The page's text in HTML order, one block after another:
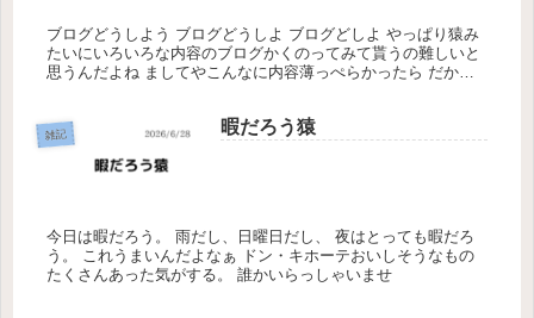
ブログどうしよう ブログどうしよ ブログどしよ やっぱり猿み
たいにいろいろな内容のブログかくのってみて貰うの難しいと
思うんだよね ましてやこんなに内容薄っぺらかったら だから
雑記 暇だろう猿
今日は暇だろう。 雨だし、日曜日だし、 夜はとっても暇だろ
う。 これうまいんだよなぁ ドン・キホーテおいしそうなもの
たくさんあった気がする。 誰かいらっしゃいませ